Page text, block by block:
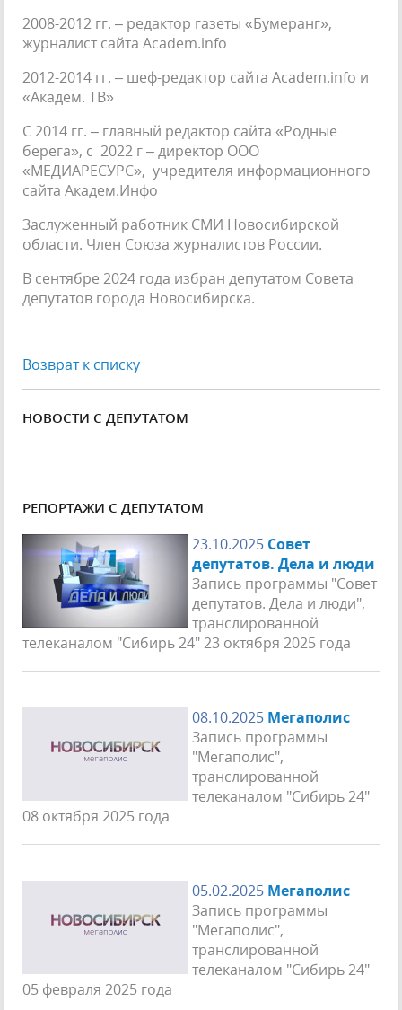
2008-2012 гг. – редактор газеты «Бумеранг»,
журналист сайта Academ.info
2012-2014 гг. – шеф-редактор сайта Academ.info и
«Академ. ТВ»
С 2014 гг. – главный редактор сайта «Родные
берега», с 2022 г – директор ООО
«МЕДИАРЕСУРС», учредителя информационного
сайта Академ.Инфо
Заслуженный работник СМИ Новосибирской
области. Член Союза журналистов России.
В сентябре 2024 года избран депутатом Совета
депутатов города Новосибирска.
Возврат к списку
НОВОСТИ С ДЕПУТАТОМ
РЕПОРТАЖИ С ДЕПУТАТОМ
23.10.2025 Совет
депутатов. Дела и люди
Запись программы "Совет
депутатов. Дела и люди",
транслированной
телеканалом "Сибирь 24" 23 октября 2025 года
08.10.2025 Мегаполис
Запись программы
"Мегаполис",
транслированной
телеканалом "Сибирь 24"
08 октября 2025 года
05.02.2025 Мегаполис
Запись программы
"Мегаполис",
транслированной
телеканалом "Сибирь 24"
05 февраля 2025 года